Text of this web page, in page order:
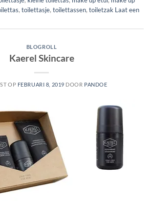
, toilettasje, toilettassen, toiletzak Laat een
BLOGROLL
Kaerel Skincare
OP FEBRUARI 8, 2019 DOOR PANDOE